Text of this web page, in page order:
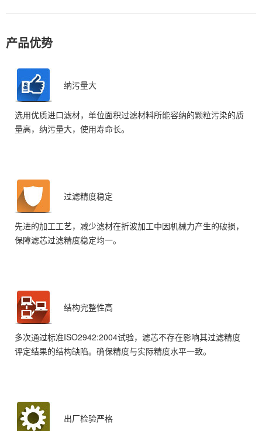
产品优势
纳污量大
选用优质进口滤材，单位面积过滤材料所能容纳的颗粒污染的质
量高，纳污量大，使用寿命长。
过滤精度稳定
先进的加工工艺，减少滤材在折波加工中因机械力产生的破损，
保障滤芯过滤精度稳定均一。
结构完整性高
多次通过标准ISO2942:2004试验，滤芯不存在影响其过滤精度
评定结果的结构缺陷。确保精度与实际精度水平一致。
出厂检验严格